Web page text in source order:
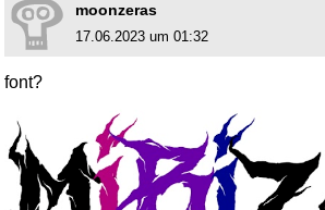
moonzeras
17.06.2023 um 01:32
font?